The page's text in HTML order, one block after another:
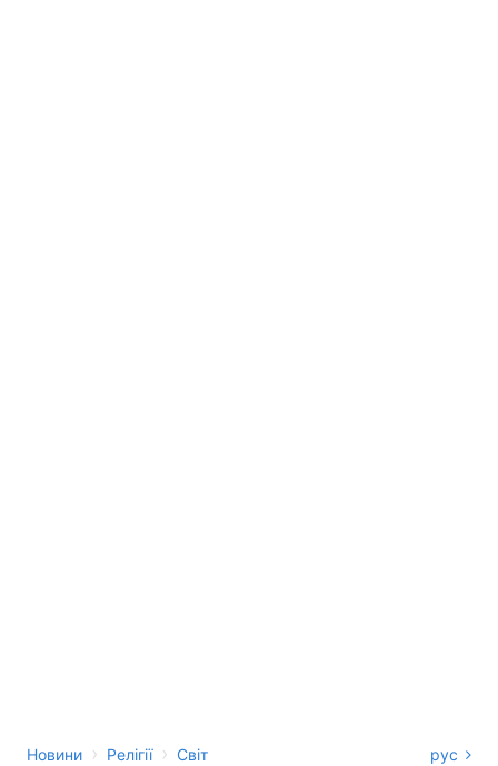
Новини › Релігії › Світ рус